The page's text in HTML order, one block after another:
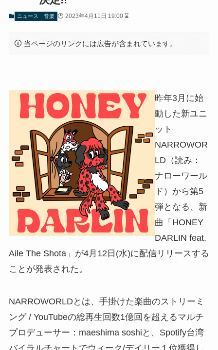
ニュース 音楽 2023年4月11日 19:00 ⌛
当ページのリンクには広告が含まれています。
昨年3月に始
動した新ユニ
ット
NARROWOR
LD（読み：
ナローワール
ド）から第5
弾となる、新
曲「HONEY
DARLIN feat.
Aile The Shota」が4月12日(水)に配信リリースする
ことが発表された。
NARROWORLDとは、手掛けた楽曲のストリーミ
ング / YouTubeの総再生回数1億回を超えるマルチ
プロデューサー：maeshima soshiと、Spotify台湾